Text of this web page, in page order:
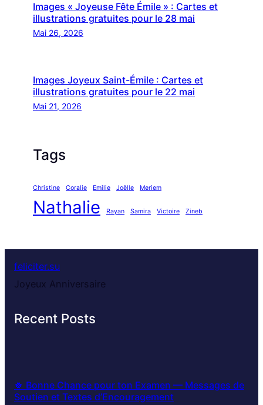
Images « Joyeuse Fête Émile » : Cartes et
illustrations gratuites pour le 28 mai
Mai 26, 2026
Images Joyeux Saint-Émile : Cartes et
illustrations gratuites pour le 22 mai
Mai 21, 2026
Tags
Christine Coralie Emilie Joëlle Meriem
Nathalie Rayan Samira Victoire Zineb
feliciter.su
Joyeux Anniversaire
Recent Posts
🍀 Bonne Chance pour ton Examen — Messages de
Soutien et Textes d’Encouragement